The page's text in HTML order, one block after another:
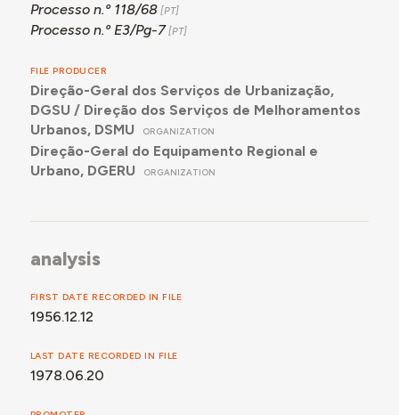
Processo n.º 118/68
Processo n.º E3/Pg-7
FILE PRODUCER
Direção-Geral dos Serviços de Urbanização,
DGSU / Direção dos Serviços de Melhoramentos
Urbanos, DSMU
ORGANIZATION
Direção-Geral do Equipamento Regional e
Urbano, DGERU
ORGANIZATION
analysis
FIRST DATE RECORDED IN FILE
1956.12.12
LAST DATE RECORDED IN FILE
1978.06.20